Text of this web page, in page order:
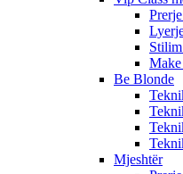
Be Blonde
Mjeshtër